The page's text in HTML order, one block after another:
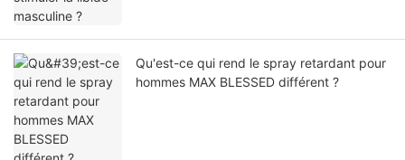
Qu'est-ce qui rend le spray retardant pour
hommes MAX BLESSED différent ?